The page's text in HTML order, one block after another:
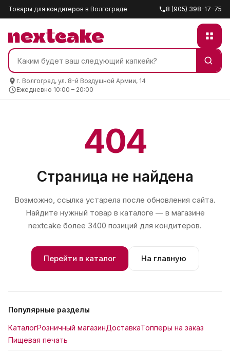
Товары для кондитеров в Волгограде 8 (905) 398-17-75
г. Волгоград, ул. 8-й Воздушной Армии, 14
Ежедневно 10:00 – 20:00
404
Страница не найдена
Возможно, ссылка устарела после обновления сайта.
Найдите нужный товар в каталоге — в магазине
nextcake более 3400 позиций для кондитеров.
Перейти в каталог На главную
Популярные разделы
КаталогРозничный магазинДоставкаТопперы на заказ
Пищевая печать